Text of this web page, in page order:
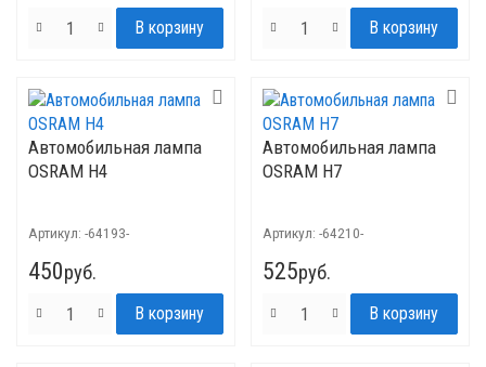
Автомобильная лампа
OSRAM H4
Артикул: -64193-
450руб.
Автомобильная лампа
OSRAM H7
Артикул: -64210-
525руб.